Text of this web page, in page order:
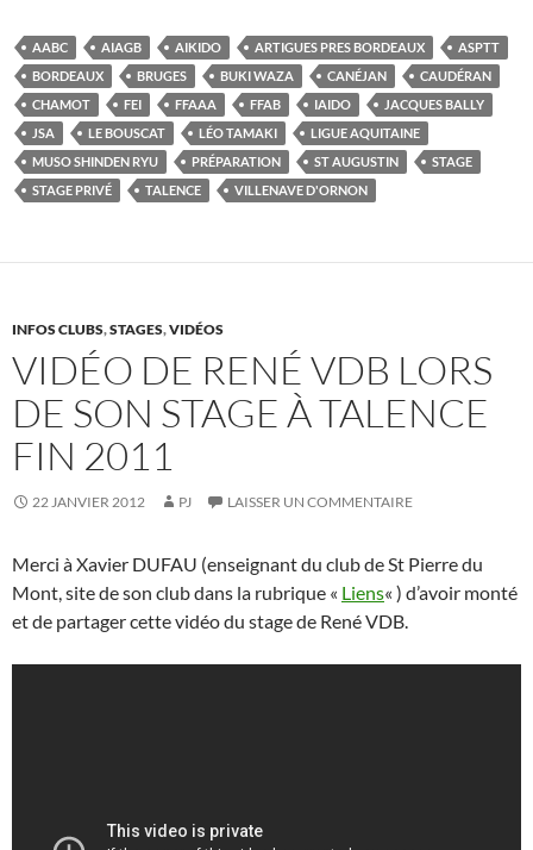
AABC AIAGB AIKIDO ARTIGUES PRES BORDEAUX
ASPTT
BORDEAUX
BRUGES BUKI WAZA CANÉJAN
CAUDÉRAN
CHAMOT
FEI FFAAA FFAB IAIDO
JACQUES BALLY
JSA
LE BOUSCAT LÉO TAMAKI
LIGUE AQUITAINE
MUSO SHINDEN RYU
PRÉPARATION ST AUGUSTIN
STAGE
STAGE PRIVÉ
TALENCE VILLENAVE D'ORNON
INFOS CLUBS,STAGES,VIDÉOS
VIDÉO DE RENÉ VDB LORS
DE SON STAGE À TALENCE
FIN 2011
22 JANVIER 2012 PJ LAISSER UN COMMENTAIRE
Merci à Xavier DUFAU (enseignant du club de St Pierre du
Mont, site de son club dans la rubrique « Liens« ) d’avoir monté
et de partager cette vidéo du stage de René VDB.